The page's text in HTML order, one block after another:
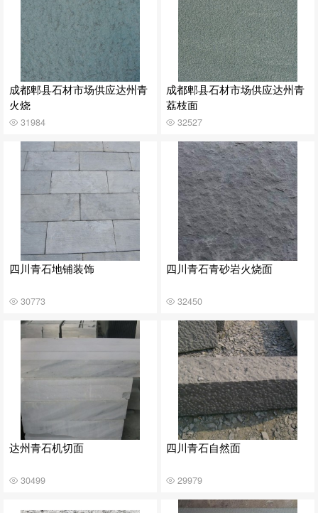
成都郫县石材市场供应达州青
火烧
31984
成都郫县石材市场供应达州青
荔枝面
32527
四川青石地铺装饰
30773
四川青石青砂岩火烧面
32450
达州青石机切面
30499
四川青石自然面
29979